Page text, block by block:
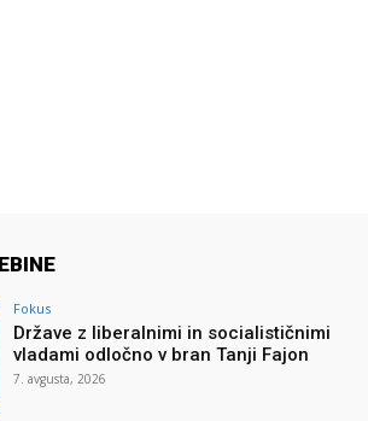
Fokus
Države z liberalnimi in socialističnimi
vladami odločno v bran Tanji Fajon
7. avgusta, 2026